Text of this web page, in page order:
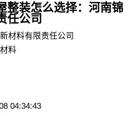
整装怎么选择：河南锦
任公司
材料有限责任公司
料
04:34:43